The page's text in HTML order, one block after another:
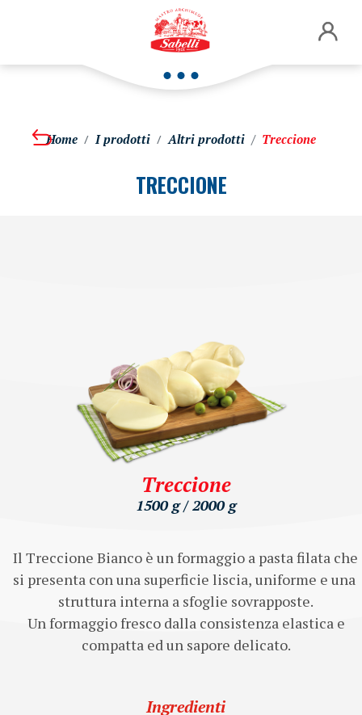
Home I prodotti Altri prodotti Treccione
TRECCIONE
Treccione
1500 g / 2000 g
Il Treccione Bianco è un formaggio a pasta filata che
si presenta con una superficie liscia, uniforme e una
struttura interna a sfoglie sovrapposte.
compatta ed un sapore delicato.
Ingredienti